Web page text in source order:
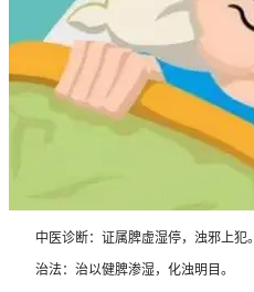
中医诊断：证属脾虚湿停，浊邪上犯。
治法：治以健脾渗湿，化浊明目。